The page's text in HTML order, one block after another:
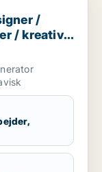
vil være
/
/ kreativ